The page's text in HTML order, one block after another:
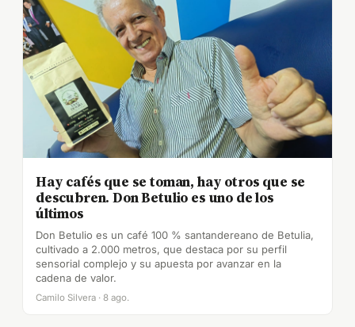
Hay cafés que se toman, hay otros que se
descubren. Don Betulio es uno de los
últimos
Don Betulio es un café 100 % santandereano de Betulia,
cultivado a 2.000 metros, que destaca por su perfil
sensorial complejo y su apuesta por avanzar en la
cadena de valor.
Camilo Silvera · 8 ago.